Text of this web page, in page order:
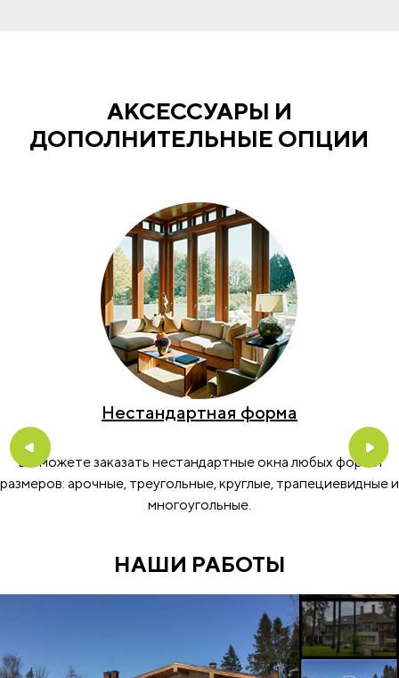
АКСЕССУАРЫ И
ДОПОЛНИТЕЛЬНЫЕ ОПЦИИ
Нестандартная форма
Вы можете заказать нестандартные окна любых форм и
размеров: арочные, треугольные, круглые, трапециевидные и
многоугольные.
Previous
НАШИ РАБОТЫ